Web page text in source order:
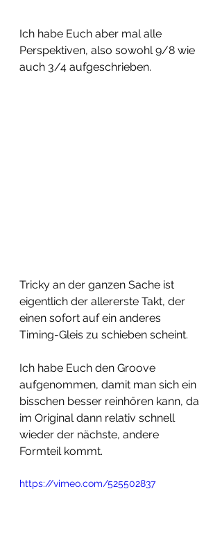
Ich habe Euch aber mal alle
Perspektiven, also sowohl 9/8 wie
auch 3/4 aufgeschrieben.
Tricky an der ganzen Sache ist
eigentlich der allererste Takt, der
einen sofort auf ein anderes
Timing-Gleis zu schieben scheint.
Ich habe Euch den Groove
aufgenommen, damit man sich ein
bisschen besser reinhören kann, da
im Original dann relativ schnell
wieder der nächste, andere
Formteil kommt.
https://vimeo.com/525502837